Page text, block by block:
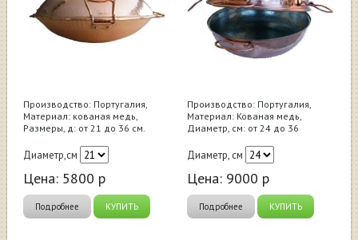
Производство: Португалия,
Материал: кованая медь,
Размеры, д: от 21 до 36 см.
Диаметр,см
Цена: 5800 р
Подробнее КУПИТЬ
Производство: Португалия,
Материал: Кованая медь,
Диаметр, см: от 24 до 36
Диаметр, см
Цена: 9000 р
Подробнее КУПИТЬ